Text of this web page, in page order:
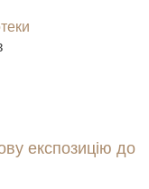
експозицію до